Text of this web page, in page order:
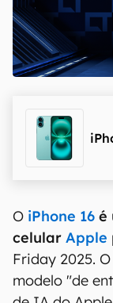
O iPhone 16 é
celular Apple
Friday 2025.
modelo "de